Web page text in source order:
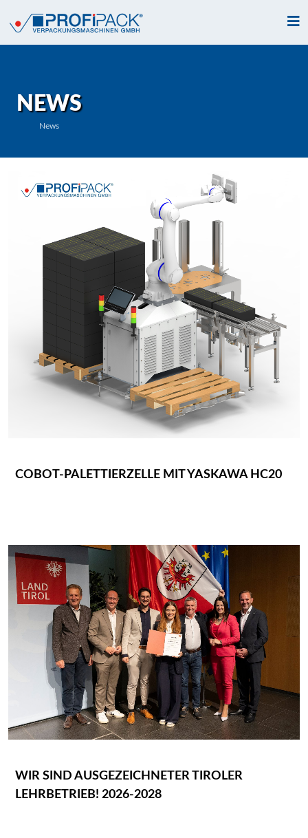
NEWS
News
COBOT-PALETTIERZELLE MIT YASKAWA HC20
WIR SIND AUSGEZEICHNETER TIROLER
LEHRBETRIEB! 2026-2028